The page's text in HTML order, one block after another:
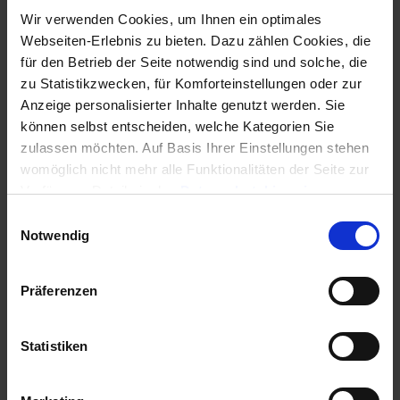
Wir verwenden Cookies, um Ihnen ein optimales
Webseiten-Erlebnis zu bieten. Dazu zählen Cookies, die
für den Betrieb der Seite notwendig sind und solche, die
zu Statistikzwecken, für Komforteinstellungen oder zur
Anzeige personalisierter Inhalte genutzt werden. Sie
können selbst entscheiden, welche Kategorien Sie
zulassen möchten. Auf Basis Ihrer Einstellungen stehen
womöglich nicht mehr alle Funktionalitäten der Seite zur
Verfügung, Details in denDatenschutzhinweisen.
unseremImpressum
Notwendig
Präferenzen
Statistiken
Rahmen von Eigentümerversammlungen oder
durch entsprechende Beschlüsse der Gemeinschaft
erlangen. Nur wenn eine Angelegenheit
ausschließlich den fragenden Eigentümer betrifft –
beispielsweise einVersicherungsschaden im
Sondereigentum–, kann dieser einen direkten
Auskunftsanspruch geltend machen.
Herausforderungen |
Einsichtsrechte
Der Alltag zeigt immer wieder klassische Streitfälle